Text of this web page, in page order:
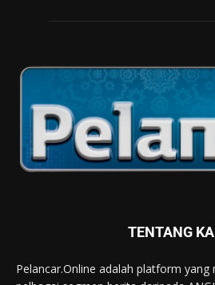
TENTANG
Pelancar.Online adalah platform